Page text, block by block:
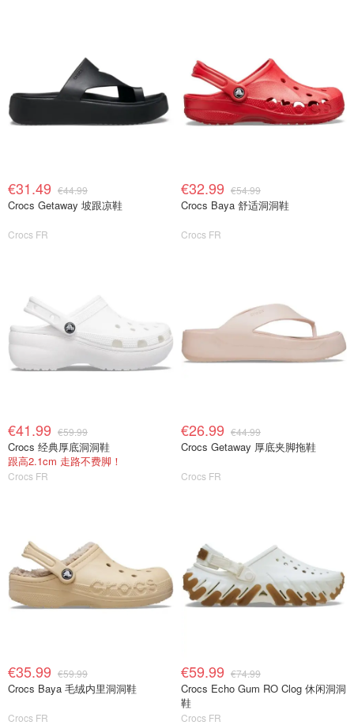
€31.49 €44.99
Crocs Getaway 坡跟凉鞋
Crocs FR
€32.99 €54.99
Crocs Baya 舒适洞洞鞋
Crocs FR
€41.99 €59.99
Crocs 经典厚底洞洞鞋
跟高2.1cm 走路不费脚！
Crocs FR
€26.99 €44.99
Crocs Getaway 厚底夹脚拖鞋
Crocs FR
€35.99 €59.99
Crocs Baya 毛绒内里洞洞鞋
Crocs FR
€59.99 €74.99
Crocs Echo Gum RO Clog 休闲洞洞
鞋
Crocs FR